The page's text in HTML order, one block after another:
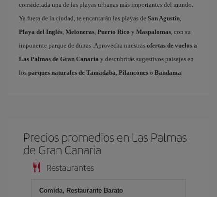
considerada una de las playas urbanas más importantes del mundo.
Ya fuera de la ciudad, te encantarán las playas de San Agustín,
Playa del Inglés, Meloneras, Puerto Rico y Maspalomas, con su
imponente parque de dunas .Aprovecha nuestras ofertas de vuelos a
Las Palmas de Gran Canaria y descubrirás sugestivos paisajes en
los parques naturales de Tamadaba, Pilancones o Bandama.
Precios promedios en Las Palmas
de Gran Canaria
Restaurantes
Comida, Restaurante Barato